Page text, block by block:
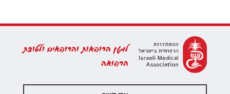
למען הרופאות והרופאים ולטובת
הרפואה